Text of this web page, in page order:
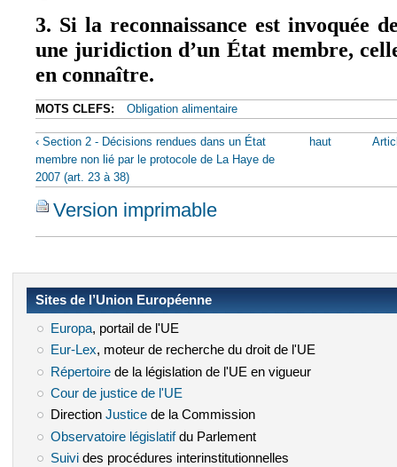
3. Si la reconnaissance est invoquée
une juridiction d’un État membre,
en connaître.
MOTS CLEFS: Obligation alimentaire
‹ Section 2 - Décisions rendues dans un État
membre non lié par le protocole de La Haye de
2007 (art. 23 à 38)
haut
Version imprimable
Sites de l’Union Européenne
Europa(le lien est externe)
, portail de l'UE
Eur-Lex(le lien est externe)
, moteur de recherche du droit de l'UE
Répertoire(le lien est externe)
de la législation de l'UE en vigueur
Cour de justice de l'UE
Direction Justice(le lien est externe)
de la Commission
Observatoire législatif(le lien est externe)
du Parlement
Suivi(le lien est externe)
des procédures interinstitutionnelles